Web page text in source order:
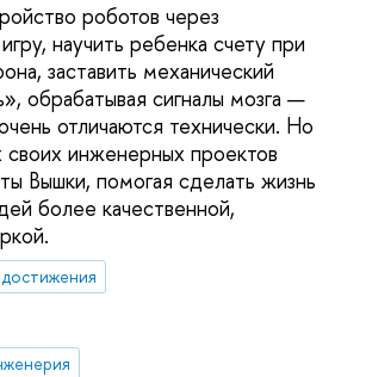
роботов через
научить ребенка счету при
заставить механический
обрабатывая сигналы мозга —
отличаются технически. Но
своих инженерных проектов
Вышки, помогая сделать жизнь
более качественной,
достижения